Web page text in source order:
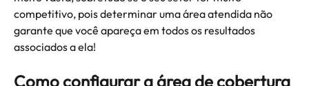
competitivo, pois determinar uma área atendida não
garante que você apareça em todos os resultados
associados a ela!
Como configurar a área de cobertura